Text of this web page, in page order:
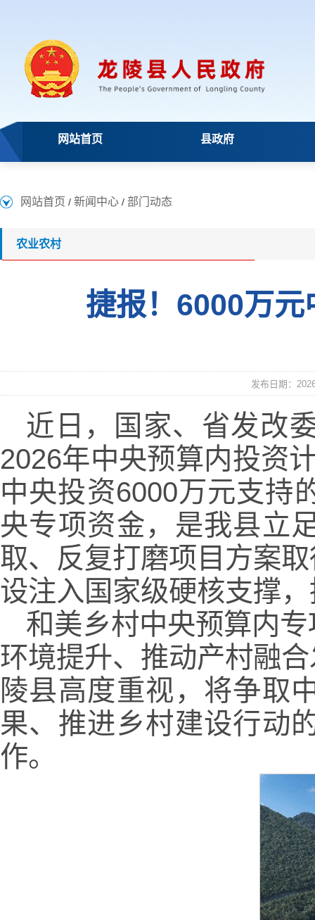
网站首页 县政府
网站首页 / 新闻中心 / 部门动态
农业农村
捷报！6000万
发布日期：
近日，国家、省发改
2026年中央预算内投资
中央投资6000万元支持
央专项资金，是我县立
取、反复打磨项目方案
设注入国家级硬核支撑
和美乡村中央预算内
环境提升、推动产村融
陵县高度重视，将争取
果、推进乡村建设行动
作。